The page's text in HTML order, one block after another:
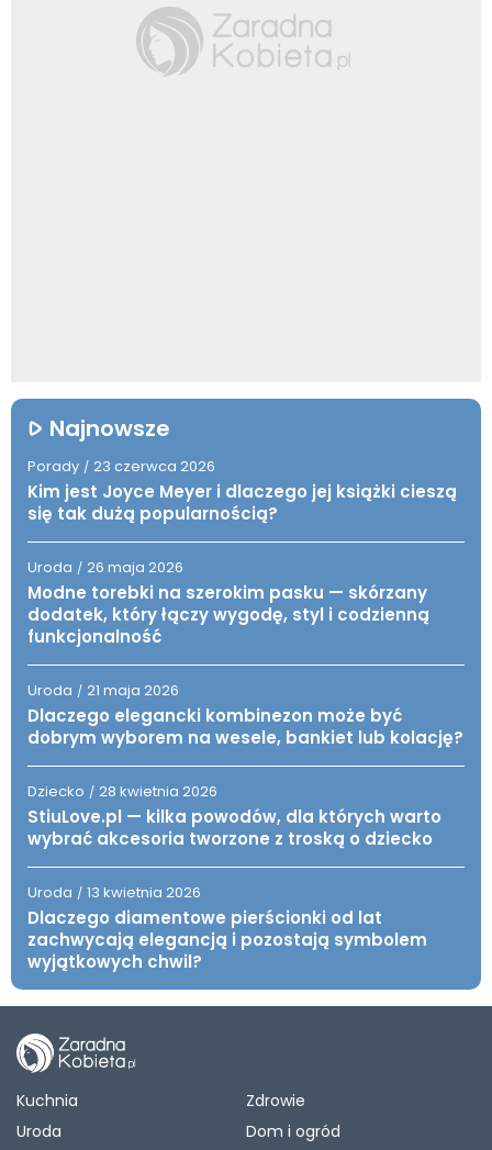
Najnowsze
Porady / 23 czerwca 2026
Kim jest Joyce Meyer i dlaczego jej książki cieszą
się tak dużą popularnością?
Uroda / 26 maja 2026
Modne torebki na szerokim pasku — skórzany
dodatek, który łączy wygodę, styl i codzienną
funkcjonalność
Uroda / 21 maja 2026
Dlaczego elegancki kombinezon może być
dobrym wyborem na wesele, bankiet lub kolację?
Dziecko / 28 kwietnia 2026
StiuLove.pl — kilka powodów, dla których warto
wybrać akcesoria tworzone z troską o dziecko
Uroda / 13 kwietnia 2026
Dlaczego diamentowe pierścionki od lat
zachwycają elegancją i pozostają symbolem
wyjątkowych chwil?
Kuchnia
Zdrowie
Uroda
Dom i ogród